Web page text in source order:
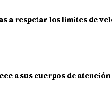
a respetar los límites de
a sus cuerpos de